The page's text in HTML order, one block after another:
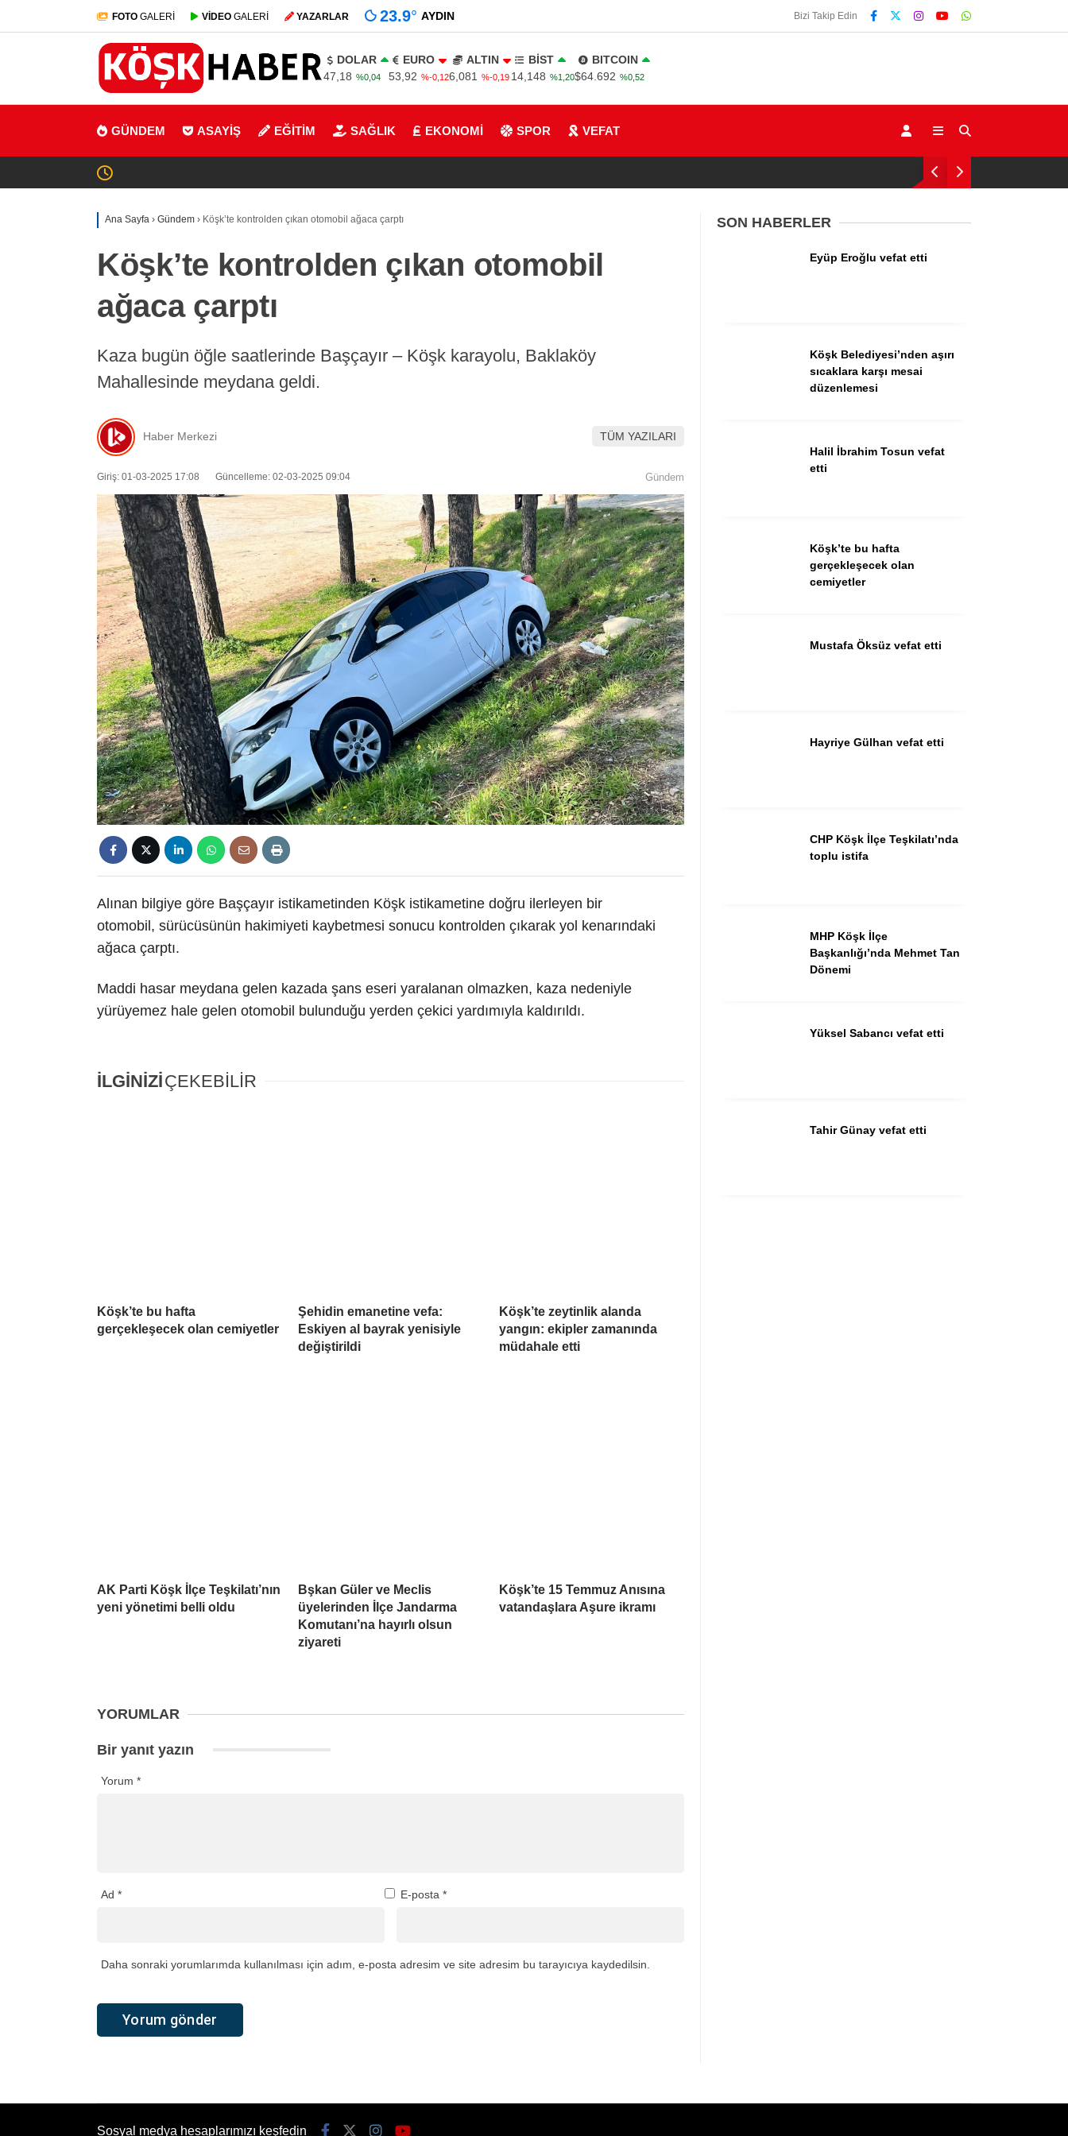
Gündem
Güncel
Sağlık
FOTO GALERİ VİDEO GALERİ YAZARLAR 23.9° AYDIN Bizi Takip Edin
DOLAR
47,18 %0,04
EURO
53,92 %-0,12
ALTIN
6,081
%-0,19
BİST
14,148 %1,20
BITCOIN
$64.692 %0,52
GÜNDEM ASAYİŞ EĞİTİM SAĞLIK EKONOMİ SPOR VEFAT
Ana Sayfa › Gündem › Köşk’te kontrolden çıkan otomobil ağaca çarptı
Köşk’te kontrolden çıkan otomobil
ağaca çarptı
Kaza bugün öğle saatlerinde Başçayır – Köşk karayolu, Baklaköy
Mahallesinde meydana geldi.
Haber Merkezi TÜM YAZILARI
Giriş: 01-03-2025 17:08 Güncelleme: 02-03-2025 09:04 Gündem
Alınan bilgiye göre Başçayır istikametinden Köşk istikametine doğru ilerleyen bir
otomobil, sürücüsünün hakimiyeti kaybetmesi sonucu kontrolden çıkarak yol kenarındaki
ağaca çarptı.
Maddi hasar meydana gelen kazada şans eseri yaralanan olmazken, kaza nedeniyle
yürüyemez hale gelen otomobil bulunduğu yerden çekici yardımıyla kaldırıldı.
İLGİNİZİÇEKEBİLİR
Köşk’te bu hafta
gerçekleşecek olan cemiyetler
Şehidin emanetine vefa:
Eskiyen al bayrak yenisiyle
değiştirildi
Köşk’te zeytinlik alanda
yangın: ekipler zamanında
müdahale etti
AK Parti Köşk İlçe Teşkilatı’nın
yeni yönetimi belli oldu
Bşkan Güler ve Meclis
üyelerinden İlçe Jandarma
Komutanı’na hayırlı olsun
ziyareti
Köşk’te 15 Temmuz Anısına
vatandaşlara Aşure ikramı
YORUMLAR
Bir yanıt yazın
Yorum *
Ad * E-posta *
Daha sonraki yorumlarımda kullanılması için adım, e-posta adresim ve site adresim bu tarayıcıya kaydedilsin.
SON HABERLER
Eyüp Eroğlu vefat etti
Köşk Belediyesi’nden aşırı
sıcaklara karşı mesai
düzenlemesi
Halil İbrahim Tosun vefat
etti
Köşk’te bu hafta
gerçekleşecek olan
cemiyetler
Mustafa Öksüz vefat etti
Hayriye Gülhan vefat etti
CHP Köşk İlçe Teşkilatı’nda
toplu istifa
MHP Köşk İlçe
Başkanlığı’nda Mehmet Tan
Dönemi
Yüksel Sabancı vefat etti
Tahir Günay vefat etti
Sosyal medya hesaplarımızı keşfedin